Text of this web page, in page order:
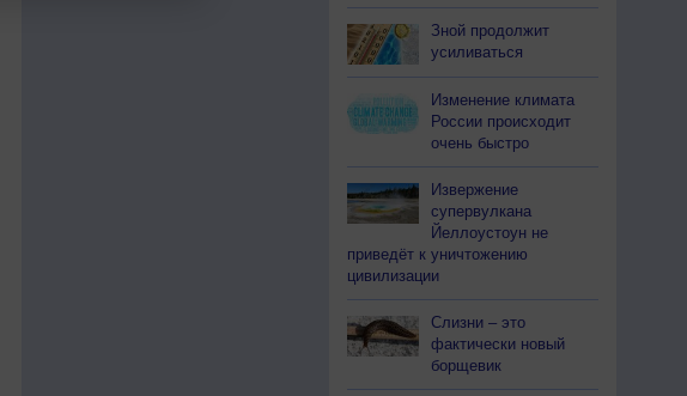
Зной продолжит
усиливаться
Изменение климата
России происходит
очень быстро
Извержение
супервулкана
Йеллоустоун не
приведёт к уничтожению
цивилизации
Слизни – это
фактически новый
борщевик